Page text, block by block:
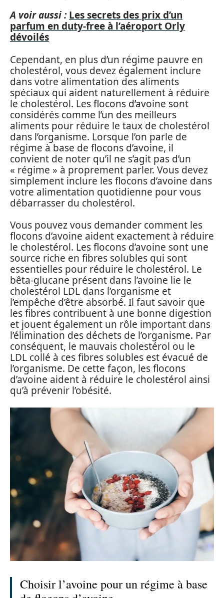
A voir aussi : Les secrets des prix d’un
parfum en duty-free à l’aéroport Orly
dévoilés
Cependant, en plus d’un régime pauvre en
cholestérol, vous devez également inclure
dans votre alimentation des aliments
spéciaux qui aident naturellement à réduire
le cholestérol. Les flocons d’avoine sont
considérés comme l’un des meilleurs
aliments pour réduire le taux de cholestérol
dans l’organisme. Lorsque l’on parle de
régime à base de flocons d’avoine, il
convient de noter qu’il ne s’agit pas d’un
« régime » à proprement parler. Vous devez
simplement inclure les flocons d’avoine dans
votre alimentation quotidienne pour vous
débarrasser du cholestérol.
Vous pouvez vous demander comment les
flocons d’avoine aident exactement à réduire
le cholestérol. Les flocons d’avoine sont une
source riche en fibres solubles qui sont
essentielles pour réduire le cholestérol. Le
bêta-glucane présent dans l’avoine lie le
cholestérol LDL dans l’organisme et
l’empêche d’être absorbé. Il faut savoir que
les fibres contribuent à une bonne digestion
et jouent également un rôle important dans
l’élimination des déchets de l’organisme. Par
conséquent, le mauvais cholestérol ou le
LDL collé à ces fibres solubles est évacué de
l’organisme. De cette façon, les flocons
d’avoine aident à réduire le cholestérol ainsi
qu’à prévenir l’obésité.
Choisir l’avoine pour un régime à base